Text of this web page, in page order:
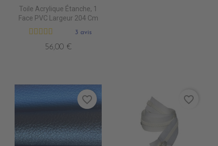
Toile Acrylique Étanche, 1
Face PVC Largeur 204 Cm
3 avis
56,00 €
favorite_border favorite_border